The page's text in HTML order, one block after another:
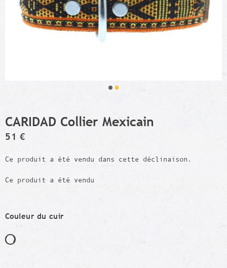
CARIDAD Collier Mexicain
51 €
Ce produit a été vendu dans cette déclinaison.
Ce produit a été vendu
Couleur du cuir